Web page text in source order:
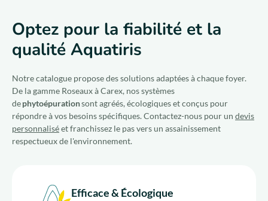
Optez pour la fiabilité et la
qualité Aquatiris
Notre catalogue propose des solutions adaptées à chaque foyer.
De la gamme Roseaux à Carex, nos systèmes
dephytoépurationsont agréés, écologiques et conçus pour
répondre à vos besoins spécifiques. Contactez-nous pour un devis
personnaliséet franchissez le pas vers un assainissement
respectueux de l'environnement.
Efficace & Écologique